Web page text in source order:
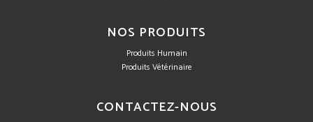
NOS PRODUITS
Produits Humain
Produits Vétérinaire
CONTACTEZ-NOUS